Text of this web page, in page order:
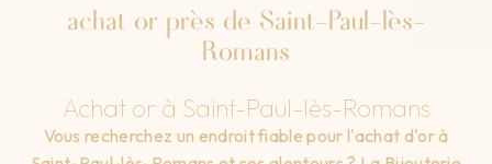
achat or près de Saint-Paul-lès-
Romans
Achat or à Saint-Paul-lès-Romans
Vous recherchez un endroit fiable pour l'achat d'or à